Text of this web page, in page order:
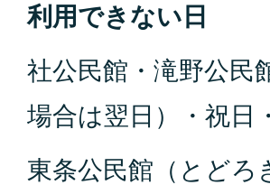
利用できない日
社公民館・滝野公
場合は翌日）・祝日
東条公民館（とどろ